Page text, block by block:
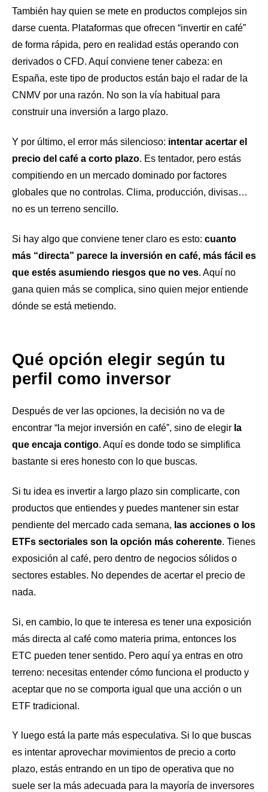
También hay quien se mete en productos complejos sin
darse cuenta. Plataformas que ofrecen “invertir en café”
de forma rápida, pero en realidad estás operando con
derivados o CFD. Aquí conviene tener cabeza: en
España, este tipo de productos están bajo el radar de la
CNMV por una razón. No son la vía habitual para
construir una inversión a largo plazo.
Y por último, el error más silencioso: intentar acertar el
precio del café a corto plazo. Es tentador, pero estás
compitiendo en un mercado dominado por factores
globales que no controlas. Clima, producción, divisas…
no es un terreno sencillo.
Si hay algo que conviene tener claro es esto: cuanto
más “directa” parece la inversión en café, más fácil es
que estés asumiendo riesgos que no ves. Aquí no
gana quien más se complica, sino quien mejor entiende
dónde se está metiendo.
Qué opción elegir según tu
perfil como inversor
Después de ver las opciones, la decisión no va de
encontrar “la mejor inversión en café”, sino de elegir la
que encaja contigo. Aquí es donde todo se simplifica
bastante si eres honesto con lo que buscas.
Si tu idea es invertir a largo plazo sin complicarte, con
productos que entiendes y puedes mantener sin estar
pendiente del mercado cada semana, las acciones o los
ETFs sectoriales son la opción más coherente. Tienes
exposición al café, pero dentro de negocios sólidos o
sectores estables. No dependes de acertar el precio de
nada.
Si, en cambio, lo que te interesa es tener una exposición
más directa al café como materia prima, entonces los
ETC pueden tener sentido. Pero aquí ya entras en otro
terreno: necesitas entender cómo funciona el producto y
aceptar que no se comporta igual que una acción o un
ETF tradicional.
Y luego está la parte más especulativa. Si lo que buscas
es intentar aprovechar movimientos de precio a corto
plazo, estás entrando en un tipo de operativa que no
suele ser la más adecuada para la mayoría de inversores